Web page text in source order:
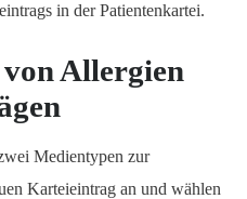
in der Patientenkartei.
Allergien
Medientypen zur
Karteieintrag an und wählen